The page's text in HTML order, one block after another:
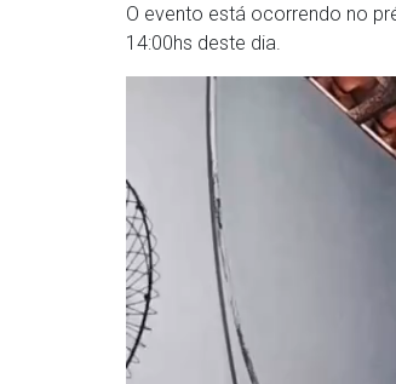
O evento está ocorrendo no
14:00hs deste dia.